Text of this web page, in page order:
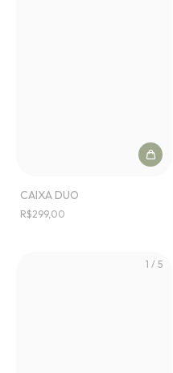
CAIXA DUO
R$299,00
1 / 5